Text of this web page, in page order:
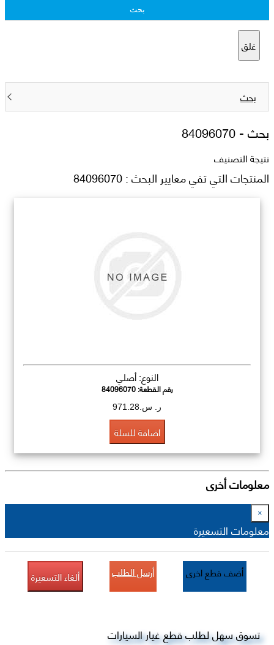
بحث
غلق
بحث
بحث -84096070
نتيجة التصنيف
المنتجات التي تفي معايير البحث : 84096070
النوع: أصلي
رقم القطعة:84096070
ر. س.971.28
اضافة للسلة
معلومات أخرى
×
معلومات التسعيرة
أضف قطع اخرى أرسل الطلب ألغاء التسعيرة
تسوق سهل لطلب قطع غيار السيارات